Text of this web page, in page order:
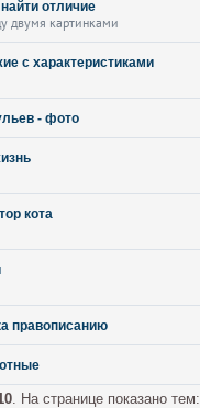
отличие
двумя картинками
с характеристиками
- фото
кота
правописанию
. На странице показано тем: